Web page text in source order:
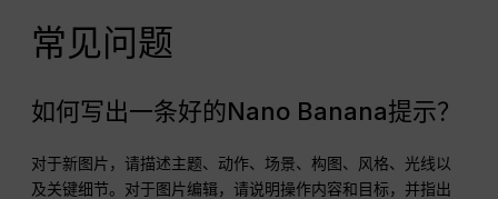
常见问题
如何写出一条好的Nano Banana提示？
对于新图片，请描述主题、动作、场景、构图、风格、光线以
及关键细节。对于图片编辑，请说明操作内容和目标，并指出